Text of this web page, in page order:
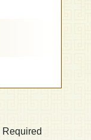
Required